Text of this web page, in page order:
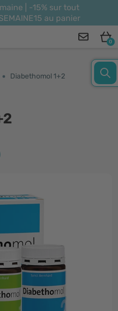
| -15% sur tout
au panier
0
Diabethomol 1+2